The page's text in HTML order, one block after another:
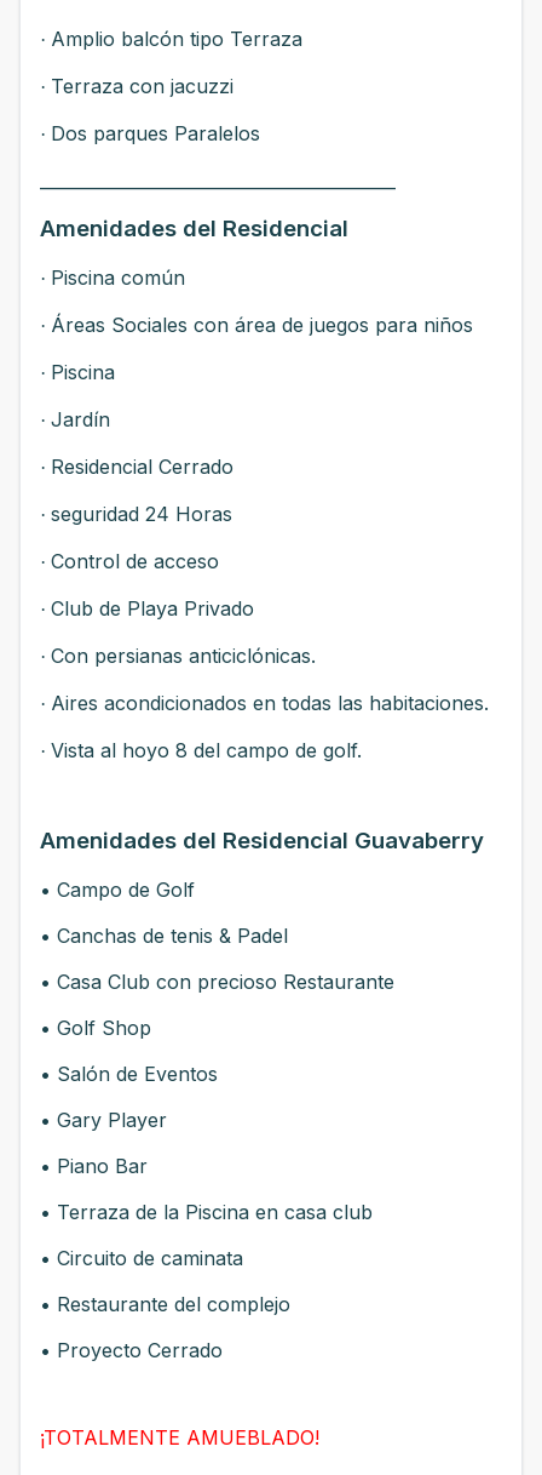
· Amplio balcón tipo Terraza
· Terraza con jacuzzi
· Dos parques Paralelos
Amenidades del Residencial
· Piscina común
· Áreas Sociales con área de juegos para niños
· Piscina
· Jardín
· Residencial Cerrado
· seguridad 24 Horas
· Control de acceso
· Club de Playa Privado
· Con persianas anticiclónicas.
· Aires acondicionados en todas las habitaciones.
· Vista al hoyo 8 del campo de golf.
Amenidades del Residencial Guavaberry
• Campo de Golf
• Canchas de tenis & Padel
• Casa Club con precioso Restaurante
• Golf Shop
• Salón de Eventos
• Gary Player
• Piano Bar
• Terraza de la Piscina en casa club
• Circuito de caminata
• Restaurante del complejo
• Proyecto Cerrado
¡TOTALMENTE AMUEBLADO!